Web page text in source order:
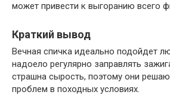
может привести к выгоранию всего
Краткий вывод
Вечная спичка идеально подойдет
надоело регулярно заправлять
страшна сырость, поэтому они
проблем в походных условиях.